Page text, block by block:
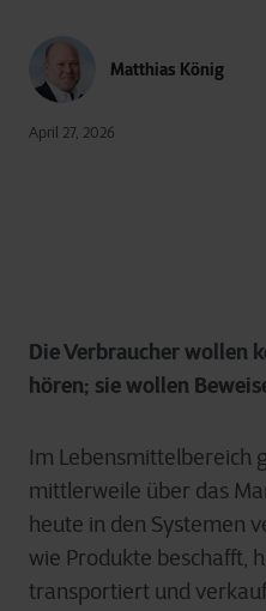
Matthias König
April 27, 2026
Die Verbraucher wollen
hören; sie wollen
Im Lebensmittelbereich
mittlerweile über das
heute in den Systemen
wie Produkte beschafft,
transportiert und